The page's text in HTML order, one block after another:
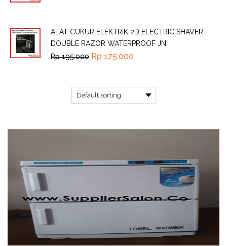
ALAT CUKUR ELEKTRIK 2D ELECTRIC SHAVER
DOUBLE RAZOR WATERPROOF JN
Rp195.000 Rp 175.000